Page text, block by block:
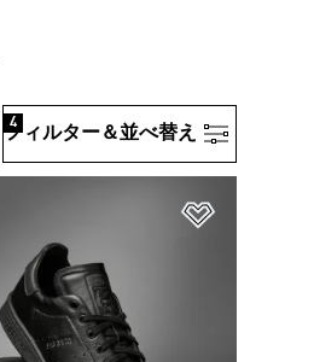
フィルター＆並べ替え
4